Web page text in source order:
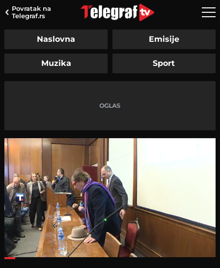
Povratak na
Telegraf.rs
Naslovna Emisije
Muzika Sport